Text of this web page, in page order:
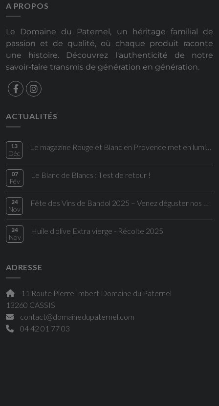
A PROPOS
Le Domaine du Paternel, un héritage familial de
passion et de qualité, où chaque produit raconte
une histoire. Découvrez l'authenticité de notre
savoir-faire transmis de génération en génération.
ACTUALITÉS
13
Déc
Le magazine Rouge et Blanc en Provence met en lumière une cuvée du Domaine du Paternel
07
Fév
Le Blanc de Blancs : il est de retour !
24
Nov
Fête des Vins de Bandol 2025 – Venez déguster nos Bandol rouges d’exception
24
Nov
Huile d'olive Extra vierge - Récolte 2025
ADRESSE
11 Route Pierre Imbert Domaine du Paternel
13260 CASSIS
contact@domainedupaternel.com
04 42 01 77 03